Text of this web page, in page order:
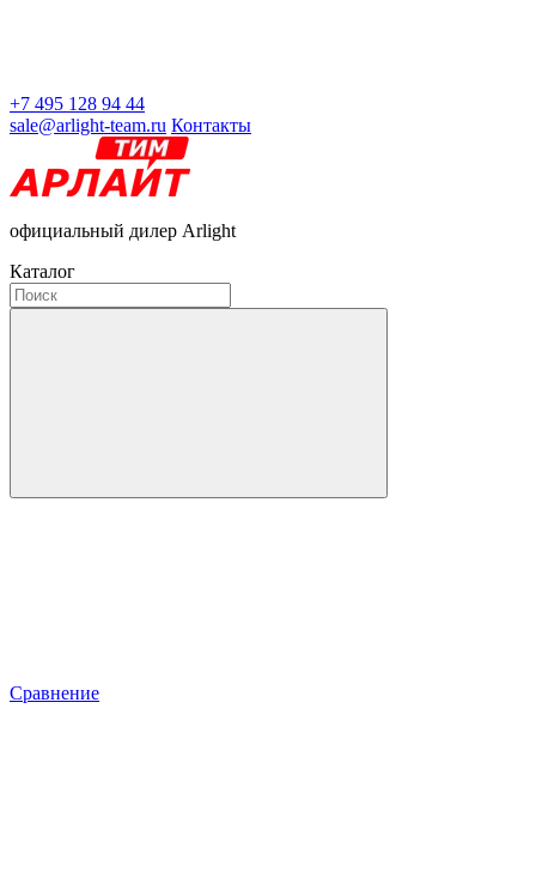
+7 495 128 94 44
sale@arlight-team.ru Контакты
официальный дилер Arlight
Каталог
Сравнение